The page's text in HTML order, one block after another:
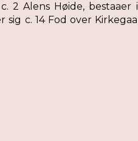
2 Alens Høide,
c. 14 Fod over